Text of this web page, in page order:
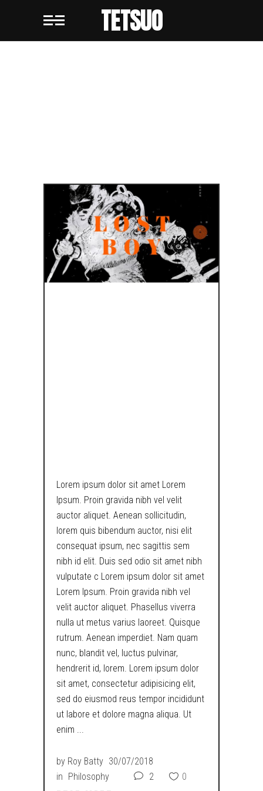
TETSUO
Lorem ipsum dolor sit amet Lorem
Ipsum. Proin gravida nibh vel velit
auctor aliquet. Aenean sollicitudin,
lorem quis bibendum auctor, nisi elit
consequat ipsum, nec sagittis sem
nibh id elit. Duis sed odio sit amet nibh
vulputate c Lorem ipsum dolor sit amet
Lorem Ipsum. Proin gravida nibh vel
velit auctor aliquet. Phasellus viverra
nulla ut metus varius laoreet. Quisque
rutrum. Aenean imperdiet. Nam quam
nunc, blandit vel, luctus pulvinar,
hendrerit id, lorem. Lorem ipsum dolor
sit amet, consectetur adipisicing elit,
sed do eiusmod reus tempor incididunt
ut labore et dolore magna aliqua. Ut
enim
by Roy Batty 30/07/2018
in Philosophy 2 0